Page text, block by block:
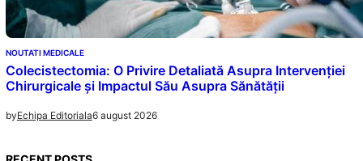
NOUTATI MEDICALE
Colecistectomia: O Privire Detaliată Asupra Intervenției
Chirurgicale și Impactul Său Asupra Sănătății
byEchipa Editoriala6 august 2026